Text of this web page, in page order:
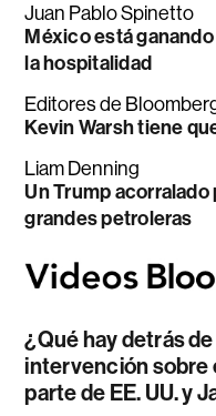
Juan Pablo Spinetto
México está
la hospitalidad
Editores de
Kevin Warsh tiene
Liam Denning
Un Trump
grandes petroleras
¿Qué hay detrás
intervención sobre
parte de EE. UU. y